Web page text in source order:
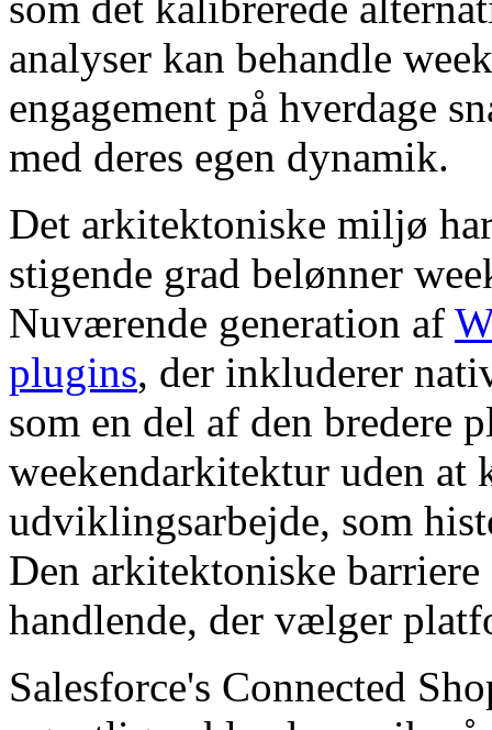
analyser kan behandle
engagement på hverdage
med deres egen dynamik.
Det arkitektoniske miljø
stigende grad belønner
Nuværende generation af
plugins, der inkluderer
som en del af den bredere
weekendarkitektur uden
udviklingsarbejde, som
Den arkitektoniske
handlende, der vælger
Salesforce's Connected